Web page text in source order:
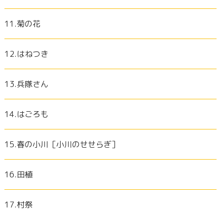
11.菊の花
12.はねつき
13.兵隊さん
14.はごろも
15.春の小川［小川のせせらぎ］
16.田植
17.村祭